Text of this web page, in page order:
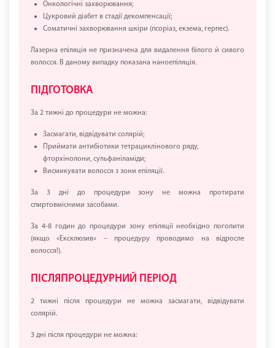
Онкологічні захворювання;
Цукровий діабет в стадії декомпенсації;
Соматичні захворювання шкіри (псоріаз, екзема, герпес).
Лазерна епіляція не призначена для видалення білого й сивого
волосся. В даному випадку показана наноепіляція.
ПІДГОТОВКА
За 2 тижні до процедури не можна:
Засмагати, відвідувати солярій;
Приймати антибіотики тетрациклінового ряду,
фторхінолони, сульфаніламіди;
Висмикувати волосся з зони епіляції.
За 3 дні до процедури зону не можна протирати
спиртовмісними засобами.
За 4-8 годин до процедури зону епіляції необхідно поголити
(якщо «Ексклюзив» – процедуру проводимо на відросле
волосся!).
ПІСЛЯПРОЦЕДУРНИЙ ПЕРІОД
2 тижні після процедури не можна засмагати, відвідувати
солярій.
3 дні після процедури не можна: